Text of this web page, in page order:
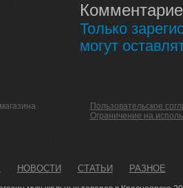
Только
могут
Пользовательское
Ограничение на
НОВОСТИ СТАТЬИ РАЗНОЕ